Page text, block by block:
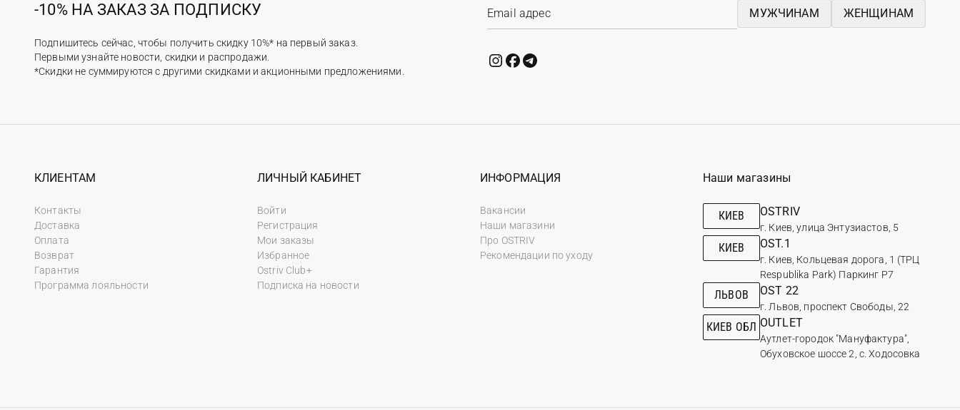
-10% НА ЗАКАЗ ЗА ПОДПИСКУ
Подпишитесь сейчас, чтобы получить скидку 10%* на первый заказ.
Первыми узнайте новости, скидки и распродажи.
*Скидки не суммируются с другими скидками и акционными предложениями.
МУЖЧИНАМ ЖЕНЩИНАМ
КЛИЕНТАМ
Контакты
Доставка
Оплата
Возврат
Гарантия
Программа лояльности
ЛИЧНЫЙ КАБИНЕТ
Войти
Регистрация
Мои заказы
Избранное
Ostriv Club+
Подписка на новости
ИНФОРМАЦИЯ
Вакансии
Наши магазини
Про OSTRIV
Рекомендации по уходу
Наши магазины
КИЕВ OSTRIV
г. Киев, улица Энтузиастов, 5
КИЕВ OST.1
г. Киев, Кольцевая дорога, 1 (ТРЦ
Respublika Park) Паркинг Р7
ЛЬВОВ OST 22
г. Львов, проспект Свободы, 22
КИЕВ ОБЛ OUTLET
Аутлет-городок "Мануфактура",
Обуховское шоссе 2, с. Ходосовка